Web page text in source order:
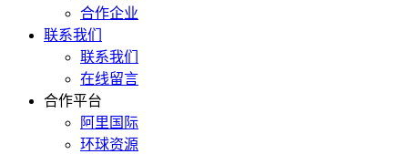
合作企业
联系我们
联系我们
在线留言
合作平台
阿里国际
环球资源